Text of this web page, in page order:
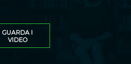
GUARDA I
VIDEO